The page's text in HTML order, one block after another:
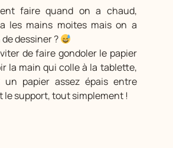
faire quand on a chaud,
a les mains moites mais on a
dessiner ?
de faire gondoler le papier
la main qui colle à la tablette,
un papier assez épais entre
le support, tout simplement !